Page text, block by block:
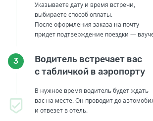
Указываете дату и время встречи,
выбираете способ оплаты.
После оформления заказа на почту
придет подтверждение поездки —
3
Водитель встречает вас
с табличкой в аэропорту
В нужное время водитель будет ждать
вас на месте. Он проводит до
и отвезет в отель.